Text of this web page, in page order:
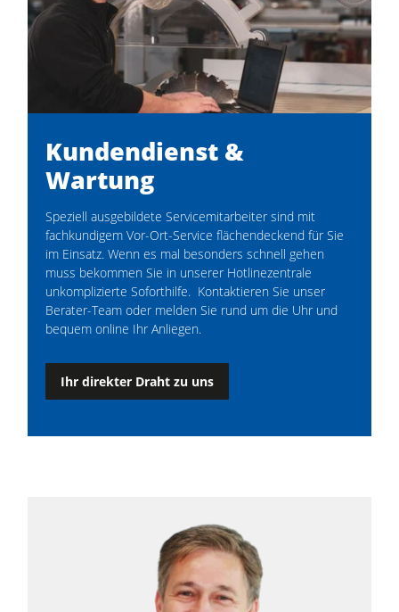
Kundendienst &
Wartung
Speziell ausgebildete Servicemitarbeiter sind mit
fachkundigem Vor-Ort-Service flächendeckend für Sie
im Einsatz. Wenn es mal besonders schnell gehen
muss bekommen Sie in unserer Hotlinezentrale
unkomplizierte Soforthilfe. Kontaktieren Sie unser
Berater-Team oder melden Sie rund um die Uhr und
bequem online Ihr Anliegen.
Ihr direkter Draht zu uns